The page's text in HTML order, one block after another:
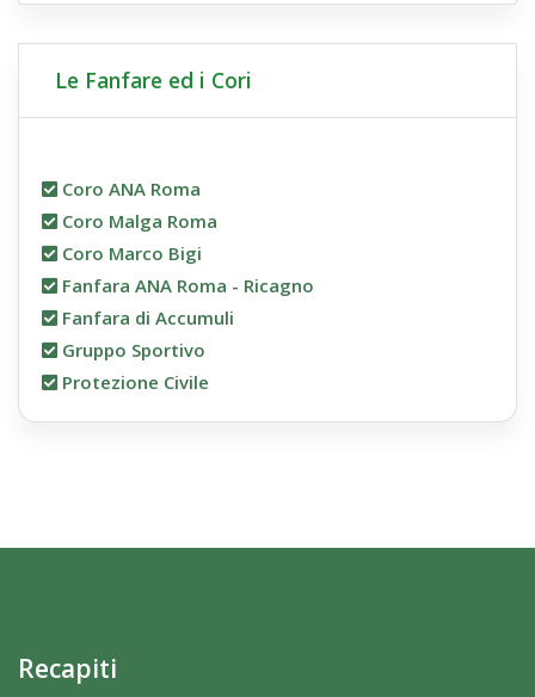
Le Fanfare ed i Cori
Coro ANA Roma
Coro Malga Roma
Coro Marco Bigi
Fanfara ANA Roma - Ricagno
Fanfara di Accumuli
Gruppo Sportivo
Protezione Civile
Recapiti